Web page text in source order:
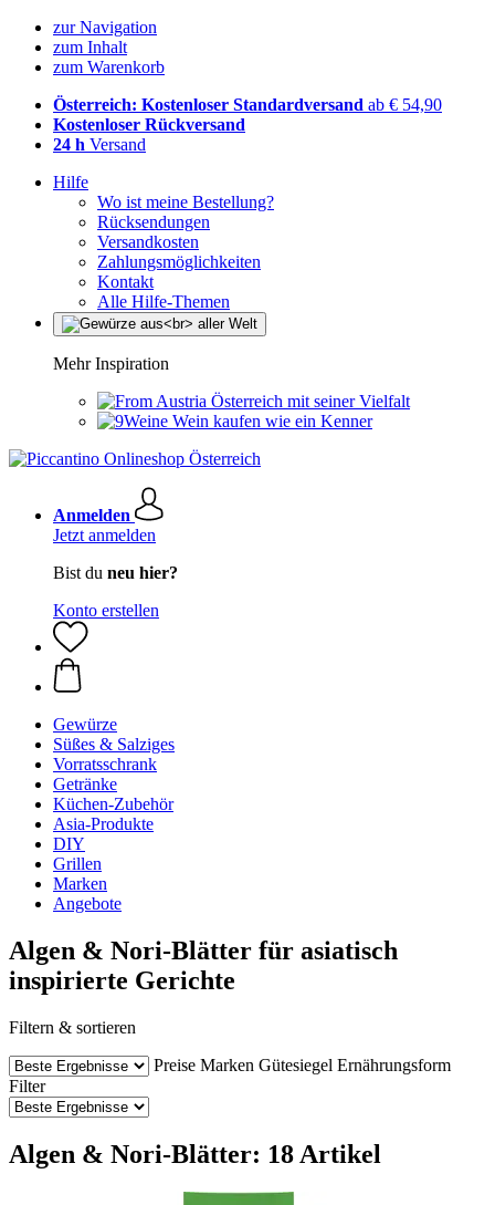
zur Navigation
zum Inhalt
zum Warenkorb
Österreich: Kostenloser Standardversand ab € 54,90
Kostenloser Rückversand
24 h Versand
Hilfe
Wo ist meine Bestellung?
Rücksendungen
Versandkosten
Zahlungsmöglichkeiten
Kontakt
Alle Hilfe-Themen
Mehr Inspiration
Österreich mit seiner Vielfalt
Wein kaufen wie ein Kenner
Anmelden
Jetzt anmelden
Bist du neu hier?
Konto erstellen
Gewürze
Süßes & Salziges
Vorratsschrank
Getränke
Küchen-Zubehör
Asia-Produkte
DIY
Grillen
Marken
Angebote
Algen & Nori-Blätter für asiatisch
inspirierte Gerichte
Filtern & sortieren
Preise Marken Gütesiegel Ernährungsform
Filter
Algen & Nori-Blätter: 18 Artikel